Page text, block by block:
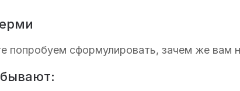
попробуем сформулировать, зачем же вам